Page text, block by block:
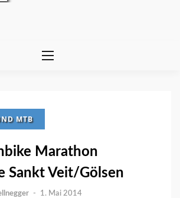
MTB
Marathon
Sankt Veit/Gölsen
- 1. Mai 2014